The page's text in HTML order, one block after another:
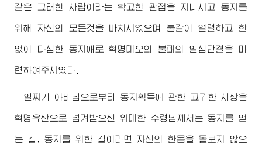
같은 그러한 사람이라는 확고한 관점을 지니시고 동지를
위해 자신의 모든것을 바치시였으며 불같이 열렬하고 한
없이 다심한 동지애로 혁명대오의 불패의 일심단결을 마
련하여주시였다.
일찌기 아버님으로부터 동지획득에 관한 고귀한 사상을
혁명유산으로 넘겨받으신위대한 수령님께서 는 동지를 얻
는 길, 동지를 위한 길이라면 자신의 한몸을 돌보지 않으